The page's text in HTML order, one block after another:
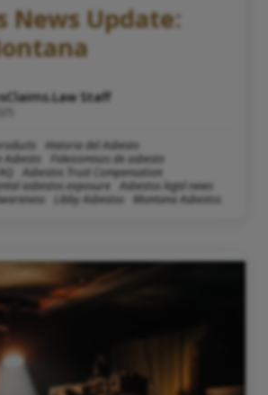
News Update:
Staff
Historia del Asbesto
Asbesto
Fideicomisos de asbesto
Asbestos Trust Compensation
asbestos exposure
Asbestos legal news
Libby Asbestos Montana Asbestos